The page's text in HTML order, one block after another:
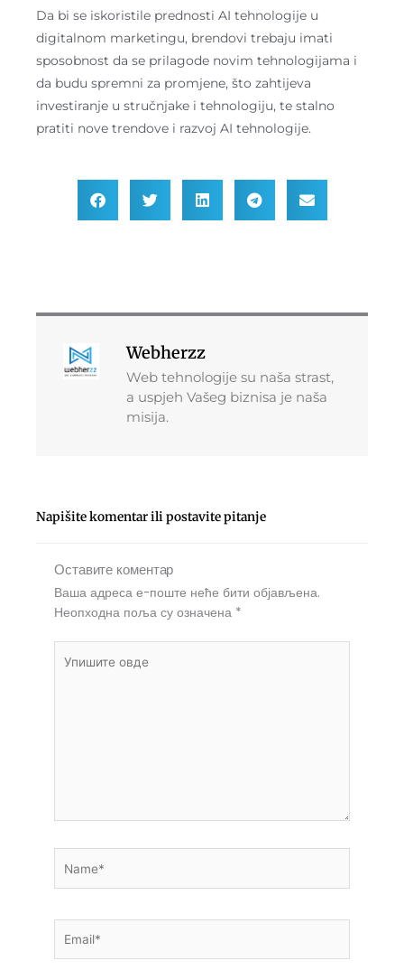
Da bi se iskoristile prednosti AI tehnologije u
digitalnom marketingu, brendovi trebaju imati
sposobnost da se prilagode novim tehnologijama i
da budu spremni za promjene, što zahtijeva
investiranje u stručnjake i tehnologiju, te stalno
pratiti nove trendove i razvoj AI tehnologije.
Webherzz
Web tehnologije su naša strast,
a uspjeh Vašeg biznisa je naša
misija.
Napišite komentar ili postavite pitanje
Оставите коментар
Ваша адреса е-поште неће бити објављена.
Неопходна поља су означена *
овде